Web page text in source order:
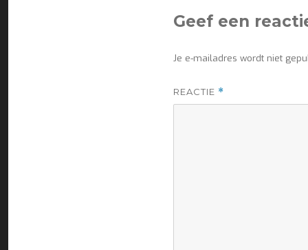
Geef een
Je e-mailadres wordt niet
REACTIE *